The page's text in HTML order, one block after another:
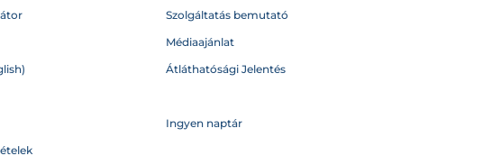
Szolgáltatás bemutató
Médiaajánlat
Átláthatósági Jelentés
Ingyen naptár